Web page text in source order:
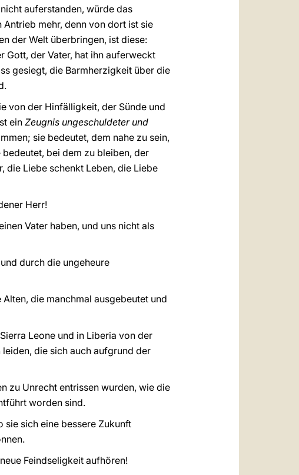
auferstanden, würde das
mehr, denn von dort ist sie
der Welt überbringen, ist diese:
Gott, der Vater, hat ihn auferweckt
gesiegt, die Barmherzigkeit über die
von der Hinfälligkeit, der Sünde und
ein Zeugnis ungeschuldeter und
sie bedeutet, dem nahe zu sein,
bei dem zu bleiben, der
die Liebe schenkt Leben, die Liebe
Herr!
Vater haben, und uns nicht als
durch die ungeheure
die manchmal ausgebeutet und
Leone und in Liberia von der
die sich auch aufgrund der
zu Unrecht entrissen wurden, wie die
worden sind.
sie sich eine bessere Zukunft
Feindseligkeit aufhören!